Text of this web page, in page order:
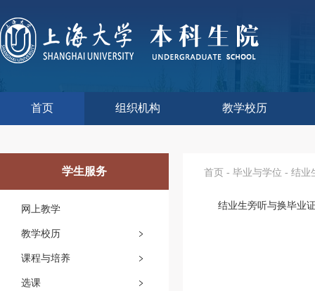
首页 组织机构 教学校历
学生服务
网上教学
教学校历
课程与培养
选课
首页 - 毕业与学位 - 结业
结业生旁听与换毕业